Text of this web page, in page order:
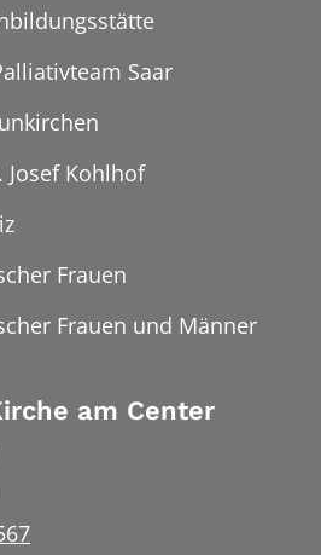
Saar
Kohlhof
Frauen
Frauen und Männer
am Center